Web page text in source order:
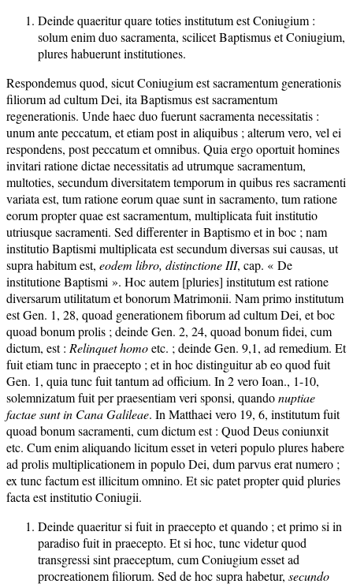
Deinde quaeritur quare toties institutum est Coniugium :
solum enim duo sacramenta, scilicet Baptismus et Coniugium,
plures habuerunt institutiones.
Respondemus quod, sicut Coniugium est sacramentum generationis
filiorum ad cultum Dei, ita Baptismus est sacramentum
regenerationis. Unde haec duo fuerunt sacramenta necessitatis :
unum ante peccatum, et etiam post in aliquibus ; alterum vero, vel ei
respondens, post peccatum et omnibus. Quia ergo oportuit homines
invitari ratione dictae necessitatis ad utrumque sacramentum,
multoties, secundum diversitatem temporum in quibus res sacramenti
variata est, tum ratione eorum quae sunt in sacramento, tum ratione
eorum propter quae est sacramentum, multiplicata fuit institutio
utriusque sacramenti. Sed differenter in Baptismo et in boc ; nam
institutio Baptismi multiplicata est secundum diversas sui causas, ut
supra habitum est, eodem libro, distinctione III, cap. « De
institutione Baptismi ». Hoc autem [pluries] institutum est ratione
diversarum utilitatum et bonorum Matrimonii. Nam primo institutum
est Gen. 1, 28, quoad generationem fiborum ad cultum Dei, et boc
quoad bonum prolis ; deinde Gen. 2, 24, quoad bonum fidei, cum
dictum, est : Relinquet homoetc. ; deinde Gen. 9,1, ad remedium. Et
fuit etiam tunc in praecepto ; et in hoc distinguitur ab eo quod fuit
Gen. 1, quia tunc fuit tantum ad officium. In 2 vero Ioan., 1-10,
solemnizatum fuit per praesentiam veri sponsi, quandonuptiae
factae sunt in Cana Galileae. In Matthaei vero 19, 6, institutum fuit
quoad bonum sacramenti, cum dictum est : Quod Deus coniunxit
etc. Cum enim aliquando licitum esset in veteri populo plures habere
ad prolis multiplicationem in populo Dei, dum parvus erat numero ;
ex tunc factum est illicitum omnino. Et sic patet propter quid pluries
facta est institutio Coniugii.
Deinde quaeritur si fuit in praecepto et quando ; et primo si in
paradiso fuit in praecepto. Et si hoc, tunc videtur quod
transgressi sint praeceptum, cum Coniugium esset ad
procreationem filiorum. Sed de hoc supra habetur, secundo